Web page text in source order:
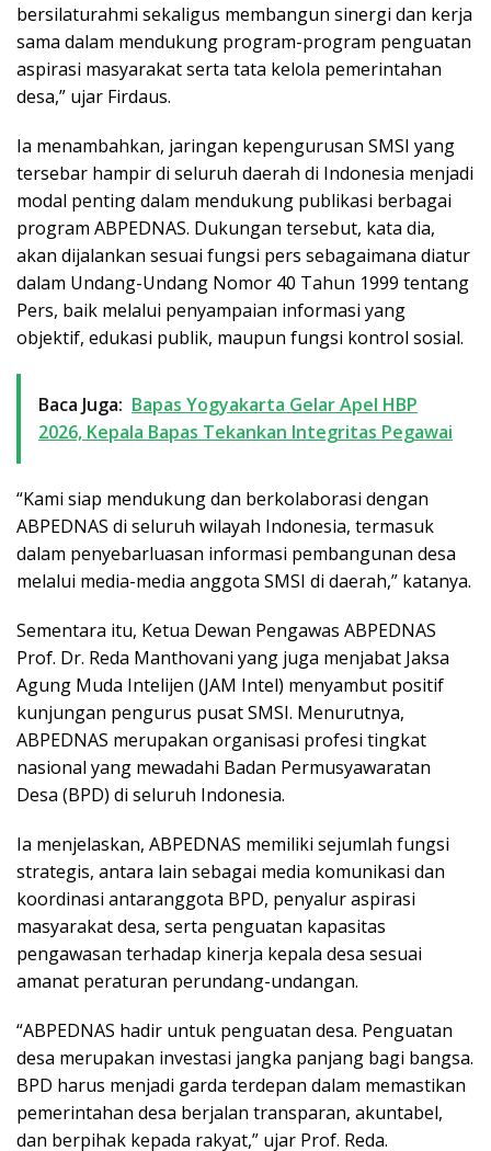
bersilaturahmi sekaligus membangun sinergi dan kerja
sama dalam mendukung program-program penguatan
aspirasi masyarakat serta tata kelola pemerintahan
desa,” ujar Firdaus.
Ia menambahkan, jaringan kepengurusan SMSI yang
tersebar hampir di seluruh daerah di Indonesia menjadi
modal penting dalam mendukung publikasi berbagai
program ABPEDNAS. Dukungan tersebut, kata dia,
akan dijalankan sesuai fungsi pers sebagaimana diatur
dalam Undang-Undang Nomor 40 Tahun 1999 tentang
Pers, baik melalui penyampaian informasi yang
objektif, edukasi publik, maupun fungsi kontrol sosial.
Baca Juga: Bapas Yogyakarta Gelar Apel HBP
2026, Kepala Bapas Tekankan Integritas Pegawai
“Kami siap mendukung dan berkolaborasi dengan
ABPEDNAS di seluruh wilayah Indonesia, termasuk
dalam penyebarluasan informasi pembangunan desa
melalui media-media anggota SMSI di daerah,” katanya.
Sementara itu, Ketua Dewan Pengawas ABPEDNAS
Prof. Dr. Reda Manthovani yang juga menjabat Jaksa
Agung Muda Intelijen (JAM Intel) menyambut positif
kunjungan pengurus pusat SMSI. Menurutnya,
ABPEDNAS merupakan organisasi profesi tingkat
nasional yang mewadahi Badan Permusyawaratan
Desa (BPD) di seluruh Indonesia.
Ia menjelaskan, ABPEDNAS memiliki sejumlah fungsi
strategis, antara lain sebagai media komunikasi dan
koordinasi antaranggota BPD, penyalur aspirasi
masyarakat desa, serta penguatan kapasitas
pengawasan terhadap kinerja kepala desa sesuai
amanat peraturan perundang-undangan.
“ABPEDNAS hadir untuk penguatan desa. Penguatan
desa merupakan investasi jangka panjang bagi bangsa.
BPD harus menjadi garda terdepan dalam memastikan
pemerintahan desa berjalan transparan, akuntabel,
dan berpihak kepada rakyat,” ujar Prof. Reda.